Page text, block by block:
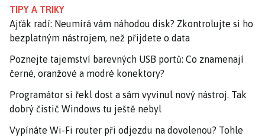
TIPY A TRIKY
Ajťák radí: Neumírá vám náhodou disk? Zkontrolujte si ho
bezplatným nástrojem, než přijdete o data
Poznejte tajemství barevných USB portů: Co znamenají
černé, oranžové a modré konektory?
Programátor si řekl dost a sám vyvinul nový nástroj. Tak
dobrý čistič Windows tu ještě nebyl
Vypínáte Wi-Fi router při odjezdu na dovolenou? Tohle